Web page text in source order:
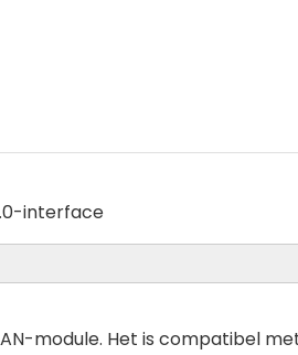
interface
module. Het is compatibel